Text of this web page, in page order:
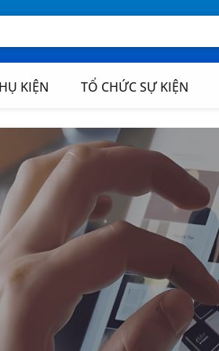
KIỆN TỔ CHỨC SỰ KIỆN